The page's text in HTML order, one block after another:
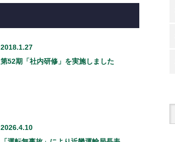
2018.1.27
第52期「社内研修」を実施しました
2026.4.10